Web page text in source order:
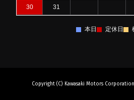
30 31
本日 定休日
Copyright (C) Kawasaki Motors